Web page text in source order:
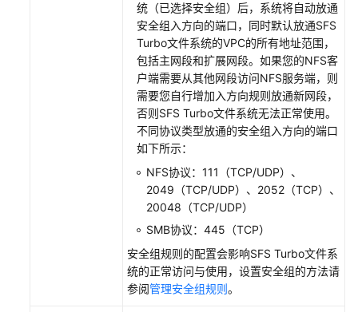
统（已选择安全组）后，系统将自动放通
安全组入方向的端口，同时默认放通SFS
Turbo文件系统的VPC的所有地址范围，
包括主网段和扩展网段。如果您的NFS客
户端需要从其他网段访问NFS服务端，则
需要您自行增加入方向规则放通新网段，
否则SFS Turbo文件系统无法正常使用。
不同协议类型放通的安全组入方向的端口
如下所示：
NFS协议：111（TCP/UDP）、
2049（TCP/UDP）、2052（TCP）、
20048（TCP/UDP）
SMB协议：445（TCP）
安全组规则的配置会影响SFS Turbo文件系
统的正常访问与使用，设置安全组的方法请
参阅管理安全组规则。